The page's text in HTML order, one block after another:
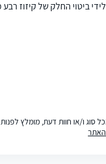
ביטוי החלק של קיזוז
סוג ו/או חוות דעת, מומלץ
האתר